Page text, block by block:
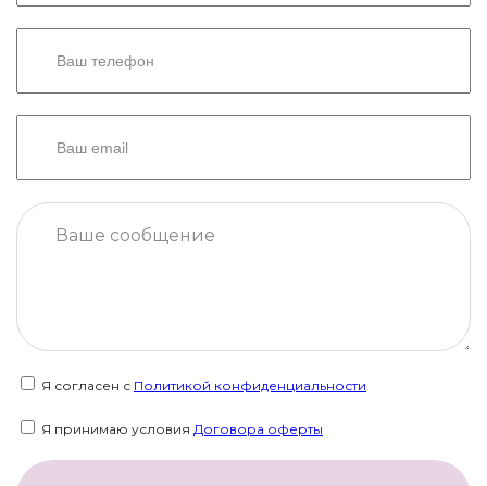
Я согласен с Политикой конфиденциальности
Я принимаю условия Договора оферты